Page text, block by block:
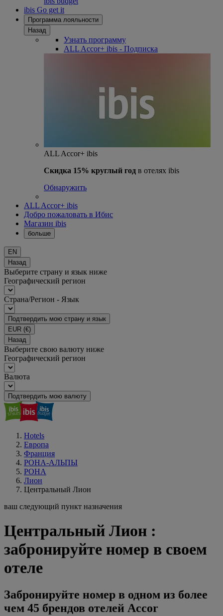
ibis Go get it
Программа лояльности
Назад
Узнать программу
ALL Accor+ ibis - Подписка
ALL Accor+ ibis
Скидка 15% круглый год в отелях ibis
Обнаружить
ALL Accor+ ibis
Добро пожаловать в Ибис
Магазин ibis
больше
EN
Назад
Выберите страну и язык ниже
Географический регион
Страна/Регион - Язык
Подтвердить мою страну и язык
EUR (€)
Назад
Выберите свою валюту ниже
Географический регион
Валюта
Подтвердить мою валюту
Hotels
Европа
Франция
РОНА-АЛЬПЫ
РОНА
Лион
Центральный Лион
ваш следующий пункт назначения
Центральный Лион :
забронируйте номер в своем
отеле
Забронируйте номер в одном из более
чем 45 брендов отелей Accor